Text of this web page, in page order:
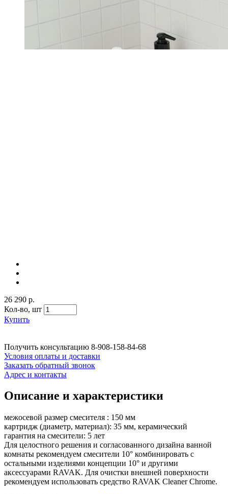
26 290 р.
Кол-во, шт
Купить
Получить консультацию 8-908-158-84-68
Условия оплаты и доставки
Заказать обратный звонок
Адрес и контакты
Описание и характеристики
межосевой размер смесителя : 150 мм
картридж (диаметр, материал): 35 мм, керамический
гарантия на смесители: 5 лет
Для целостного решения и согласованного дизайна ванной
комнаты рекомендуем смесители 10° комбинировать с
остальными изделиями концепции 10° и другими
аксессуарами RAVAK. Для очистки внешней поверхности
рекомендуем использовать средство RAVAK Cleaner Chrome.